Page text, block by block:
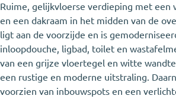
Ruime, gelijkvloerse verdieping met een
en een dakraam in het midden van de
ligt aan de voorzijde en is
inloopdouche, ligbad, toilet en
van een grijze vloertegel en witte
een rustige en moderne uitstraling.
voorzien van inbouwspots en een